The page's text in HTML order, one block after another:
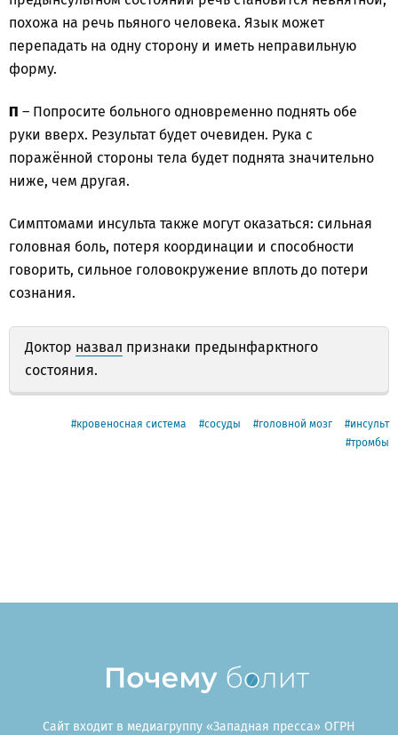
похожа на речь пьяного человека. Язык может
перепадать на одну сторону и иметь неправильную
форму.
П – Попросите больного одновременно поднять обе
руки вверх. Результат будет очевиден. Рука с
поражённой стороны тела будет поднята значительно
ниже, чем другая.
Симптомами инсульта также могут оказаться: сильная
головная боль, потеря координации и способности
говорить, сильное головокружение вплоть до потери
сознания.
Доктор назвал признаки предынфарктного
состояния.
кровеносная система сосуды головной мозг
инсульт
тромбы
Сайт входит в медиагруппу «Западная пресса» ОГРН